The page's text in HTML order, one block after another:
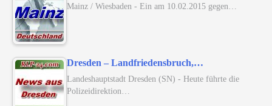
Mainz / Wiesbaden - Ein am 10.02.2015 gegen…
Dresden – Landfriedensbruch,…
Landeshauptstadt Dresden (SN) - Heute führte die
Polizeidirektion…